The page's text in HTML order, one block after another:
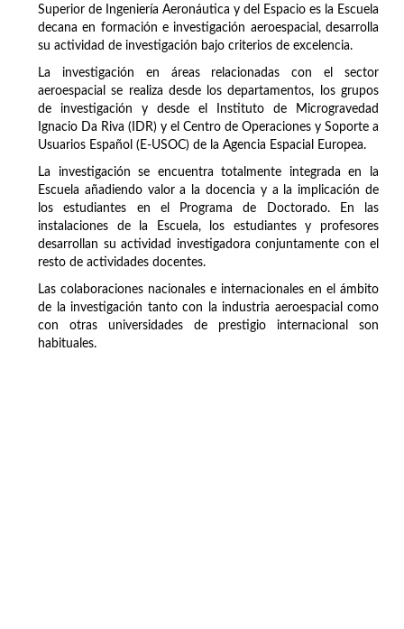
Superior de Ingeniería Aeronáutica y del Espacio es la Escuela
decana en formación e investigación aeroespacial, desarrolla
su actividad de investigación bajo criterios de excelencia.
La investigación en áreas relacionadas con el sector
aeroespacial se realiza desde los departamentos, los grupos
de investigación y desde el Instituto de Microgravedad
Ignacio Da Riva (IDR) y el Centro de Operaciones y Soporte a
Usuarios Español (E-USOC) de la Agencia Espacial Europea.
La investigación se encuentra totalmente integrada en la
Escuela añadiendo valor a la docencia y a la implicación de
los estudiantes en el Programa de Doctorado. En las
instalaciones de la Escuela, los estudiantes y profesores
desarrollan su actividad investigadora conjuntamente con el
resto de actividades docentes.
Las colaboraciones nacionales e internacionales en el ámbito
de la investigación tanto con la industria aeroespacial como
con otras universidades de prestigio internacional son
habituales.